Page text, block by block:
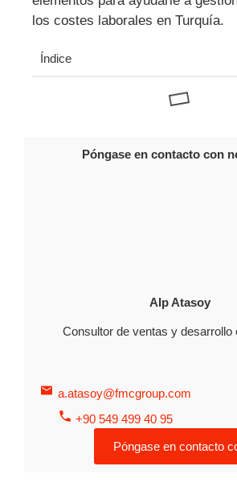
los costes laborales en Turquía.
Índice
Póngase en contacto con
Alp Atasoy
Consultor de ventas y desarrollo
a.atasoy@fmcgroup.com
+90 549 499 40 95
Póngase en contacto